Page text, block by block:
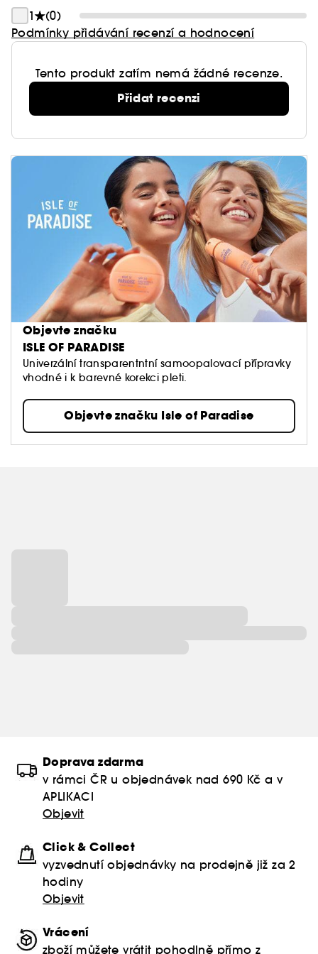
1
(0)
Podmínky přidávání recenzí a hodnocení
Tento produkt zatím nemá žádné recenze.
Přidat recenzi
Objevte značku
ISLE OF PARADISE
Univerzální transparentntní samoopalovací přípravky
vhodné i k barevné korekci pleti.
Objevte značku Isle of Paradise
Doprava zdarma
v rámci ČR u objednávek nad 690 Kč a v
APLIKACI
Objevit
Click & Collect
vyzvednutí objednávky na prodejně již za 2
hodiny
Objevit
Vrácení
zboží můžete vrátit pohodlně přímo z